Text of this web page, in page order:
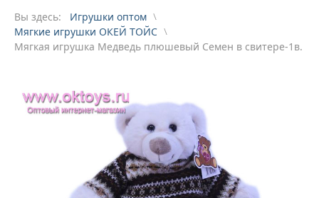
Вы здесь:
Игрушки оптом
Мягкие игрушки ОКЕЙ ТОЙС
Mягкая игрушка Медведь плюшевый Семен в свитере-1в.